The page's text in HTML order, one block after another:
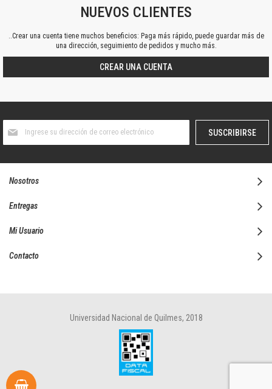
NUEVOS CLIENTES
..Crear una cuenta tiene muchos beneficios: Paga más rápido, puede guardar más de
una dirección, seguimiento de pedidos y mucho más.
CREAR UNA CUENTA
boletín
SUSCRIBIRSE
Nosotros
Entregas
Mi Usuario
Contacto
Universidad Nacional de Quilmes, 2018